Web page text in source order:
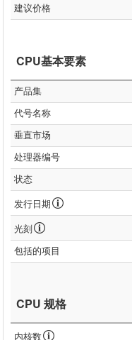
建议价格
CPU基本要素
产品集
代号名称
垂直市场
处理器编号
状态
发行日期
光刻
包括的项目
CPU 规格
内核数